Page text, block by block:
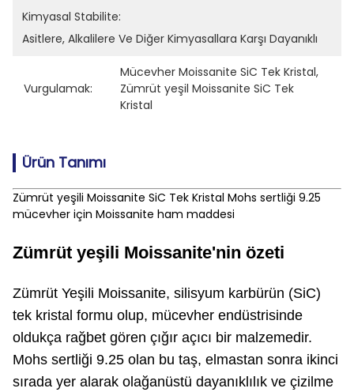
Kimyasal Stabilite:
Asitlere, Alkalilere Ve Diğer Kimyasallara Karşı Dayanıklı
Vurgulamak:
Mücevher Moissanite SiC Tek Kristal,
Zümrüt yeşil Moissanite SiC Tek
Kristal
Ürün Tanımı
Zümrüt yeşili Moissanite SiC Tek Kristal Mohs sertliği 9.25
mücevher için Moissanite ham maddesi
Zümrüt yeşili Moissanite'nin özeti
Zümrüt Yeşili Moissanite, silisyum karbürün (SiC)
tek kristal formu olup, mücevher endüstrisinde
oldukça rağbet gören çığır açıcı bir malzemedir.
Mohs sertliği 9.25 olan bu taş, elmastan sonra ikinci
sırada yer alarak olağanüstü dayanıklılık ve çizilme